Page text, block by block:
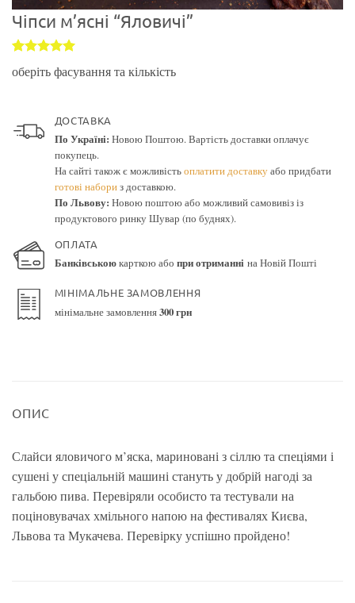
Чіпси м’ясні “Яловичі”
з 5 на
покупця
оберіть фасування та кількість
ДОСТАВКА
По Україні: Новою Поштою. Вартість доставки оплачує
покупець.
На сайті також є можливістьоплатити доставкуабо придбати
готові набориз доставкою.
По Львову: Новою поштою або можливий самовивіз із
продуктового ринку Шувар (по буднях).
ОПЛАТА
Банківськоюкарткою або при отриманніна Новій Пошті
МІНІМАЛЬНЕ ЗАМОВЛЕННЯ
мінімальне замовлення300 грн
ОПИС
Слайси яловичого м’яска, мариновані з сіллю та спеціями і
сушені у спеціальній машині стануть у добрій нагоді за
гальбою пива. Перевіряли особисто та тестували на
поціновувачах хмільного напою на фестивалях Києва,
Львова та Мукачева. Перевірку успішно пройдено!